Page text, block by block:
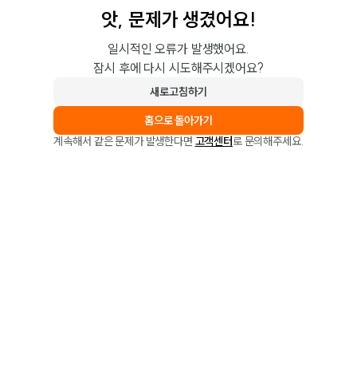
앗, 문제가 생겼어요!
일시적인 오류가 발생했어요.
잠시 후에 다시 시도해주시겠어요?
새로고침하기
홈으로 돌아가기
계속해서 같은 문제가 발생한다면 고객센터로 문의해주세요.